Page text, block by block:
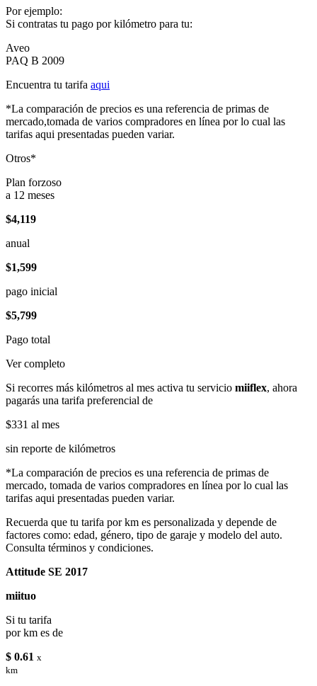
Por ejemplo:
Si contratas tu pago por kilómetro para tu:
Aveo
PAQ B 2009
Encuentra tu tarifa aqui
*La comparación de precios es una referencia de primas de
mercado,tomada de varios compradores en línea por lo cual las
tarifas aqui presentadas pueden variar.
Otros*
Plan forzoso
a 12 meses
$4,119
anual
$1,599
pago inicial
$5,799
Pago total
Ver completo
Si recorres más kilómetros al mes activa tu servicio miiflex, ahora
pagarás una tarifa preferencial de
$331 al mes
sin reporte de kilómetros
*La comparación de precios es una referencia de primas de
mercado, tomada de varios compradores en línea por lo cual las
tarifas aqui presentadas pueden variar.
Recuerda que tu tarifa por km es personalizada y depende de
factores como: edad, género, tipo de garaje y modelo del auto.
Consulta términos y condiciones.
Attitude SE 2017
miituo
Si tu tarifa
por km es de
$ 0.61 x
km